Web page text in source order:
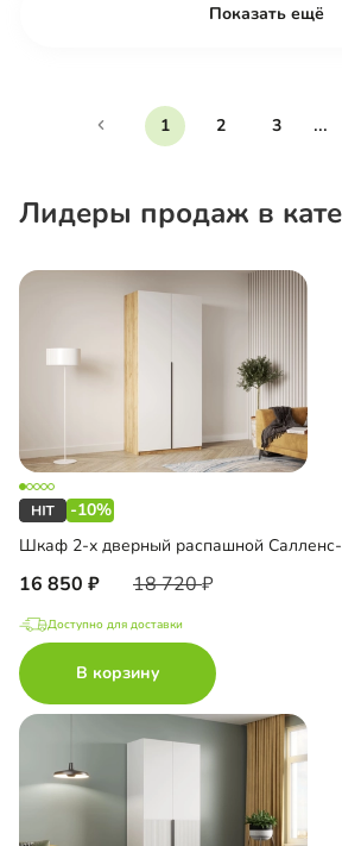
Показать ещё
1 2 3 ...
Лидеры продаж в
-10%
Шкаф 2-х дверный распашной
16 850 18 720
Доступно для доставки
В корзину